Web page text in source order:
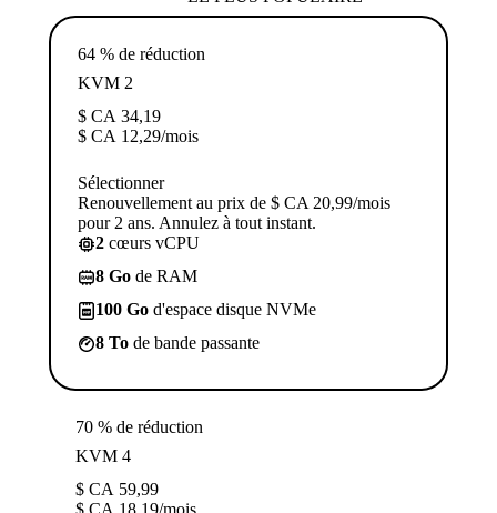
64 % de réduction
KVM 2
$ CA 34,19
$ CA 12,29/mois
Sélectionner
Renouvellement au prix de $ CA 20,99/mois
pour 2 ans. Annulez à tout instant.
2 cœurs vCPU
8 Go de RAM
100 Go d'espace disque NVMe
8 To de bande passante
70 % de réduction
KVM 4
$ CA 59,99